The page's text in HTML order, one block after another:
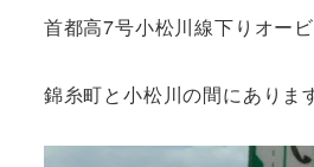
首都高7号小松川線下りオー
錦糸町と小松川の間にありま